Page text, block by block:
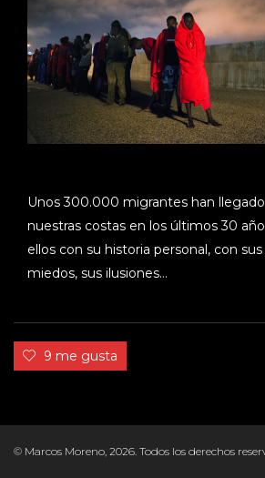
Unos 300.000 migrantes han
nuestras costas en los últimos 30
ellos con su historia personal, con
miedos, sus ilusiones…
9 me gusta
© Marcos Moreno, 2026. Todos los derechos